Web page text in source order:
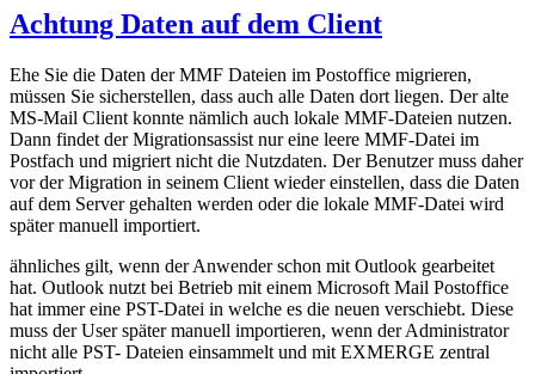
Achtung Daten auf dem Client
Ehe Sie die Daten der MMF Dateien im Postoffice migrieren,
müssen Sie sicherstellen, dass auch alle Daten dort liegen. Der alte
MS-Mail Client konnte nämlich auch lokale MMF-Dateien nutzen.
Dann findet der Migrationsassist nur eine leere MMF-Datei im
Postfach und migriert nicht die Nutzdaten. Der Benutzer muss daher
vor der Migration in seinem Client wieder einstellen, dass die Daten
auf dem Server gehalten werden oder die lokale MMF-Datei wird
später manuell importiert.
ähnliches gilt, wenn der Anwender schon mit Outlook gearbeitet
hat. Outlook nutzt bei Betrieb mit einem Microsoft Mail Postoffice
hat immer eine PST-Datei in welche es die neuen verschiebt. Diese
muss der User später manuell importieren, wenn der Administrator
nicht alle PST- Dateien einsammelt und mit EXMERGE zentral